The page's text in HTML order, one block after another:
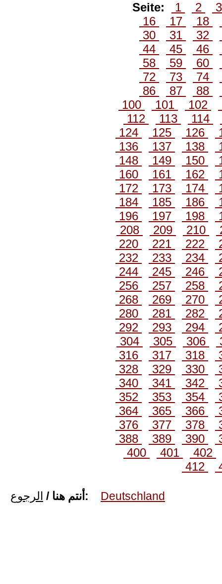
Seite: 1 2
16
17 18
30
31 32
44
45 46
58
59 60
72
73 74
86
87 88
100
101 102
112
113 114
124
125 126
136
137 138
148
149 150
160
161 162
172
173 174
184
185 186
196
197 198
208
209 210
220
221 222
232
233 234
244
245 246
256
257 258
268
269 270
280
281 282
292
293 294
304
305 306
316
317 318
328
329 330
340
341 342
352
353 354
364
365 366
376
377 378
388
389 390
400
401
402
412
أنتم هنا / الرجوع : Deutschland